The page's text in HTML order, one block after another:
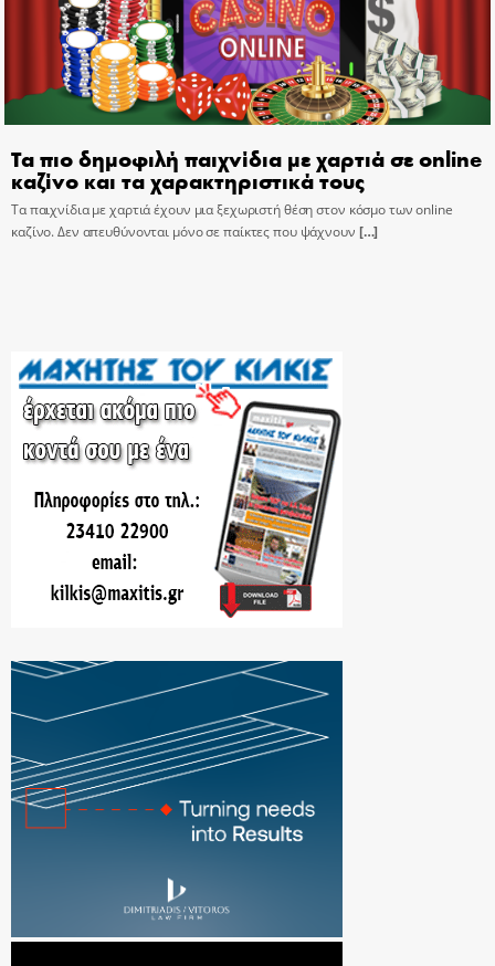
Τα πιο δημοφιλή παιχνίδια με χαρτιά σε online
καζίνο και τα χαρακτηριστικά τους
Τα παιχνίδια με χαρτιά έχουν μια ξεχωριστή θέση στον κόσμο των online
καζίνο. Δεν απευθύνονται μόνο σε παίκτες που ψάχνουν […]